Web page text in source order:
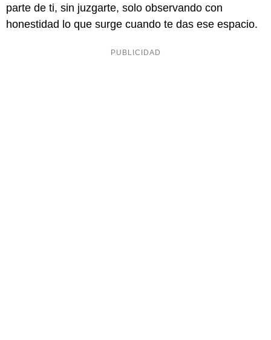
parte de ti, sin juzgarte, solo observando con
honestidad lo que surge cuando te das ese espacio.